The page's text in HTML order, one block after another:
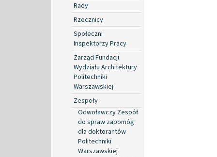
Rady
Rzecznicy
Społeczni
Inspektorzy Pracy
Zarząd Fundacji
Wydziału Architektury
Politechniki
Warszawskiej
Zespoły
Odwoławczy Zespół
do spraw zapomóg
dla doktorantów
Politechniki
Warszawskiej